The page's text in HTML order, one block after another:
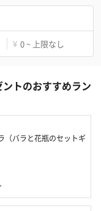
¥ 0 ~ 上限なし
トのおすすめラン
（バラと花瓶のセットギ